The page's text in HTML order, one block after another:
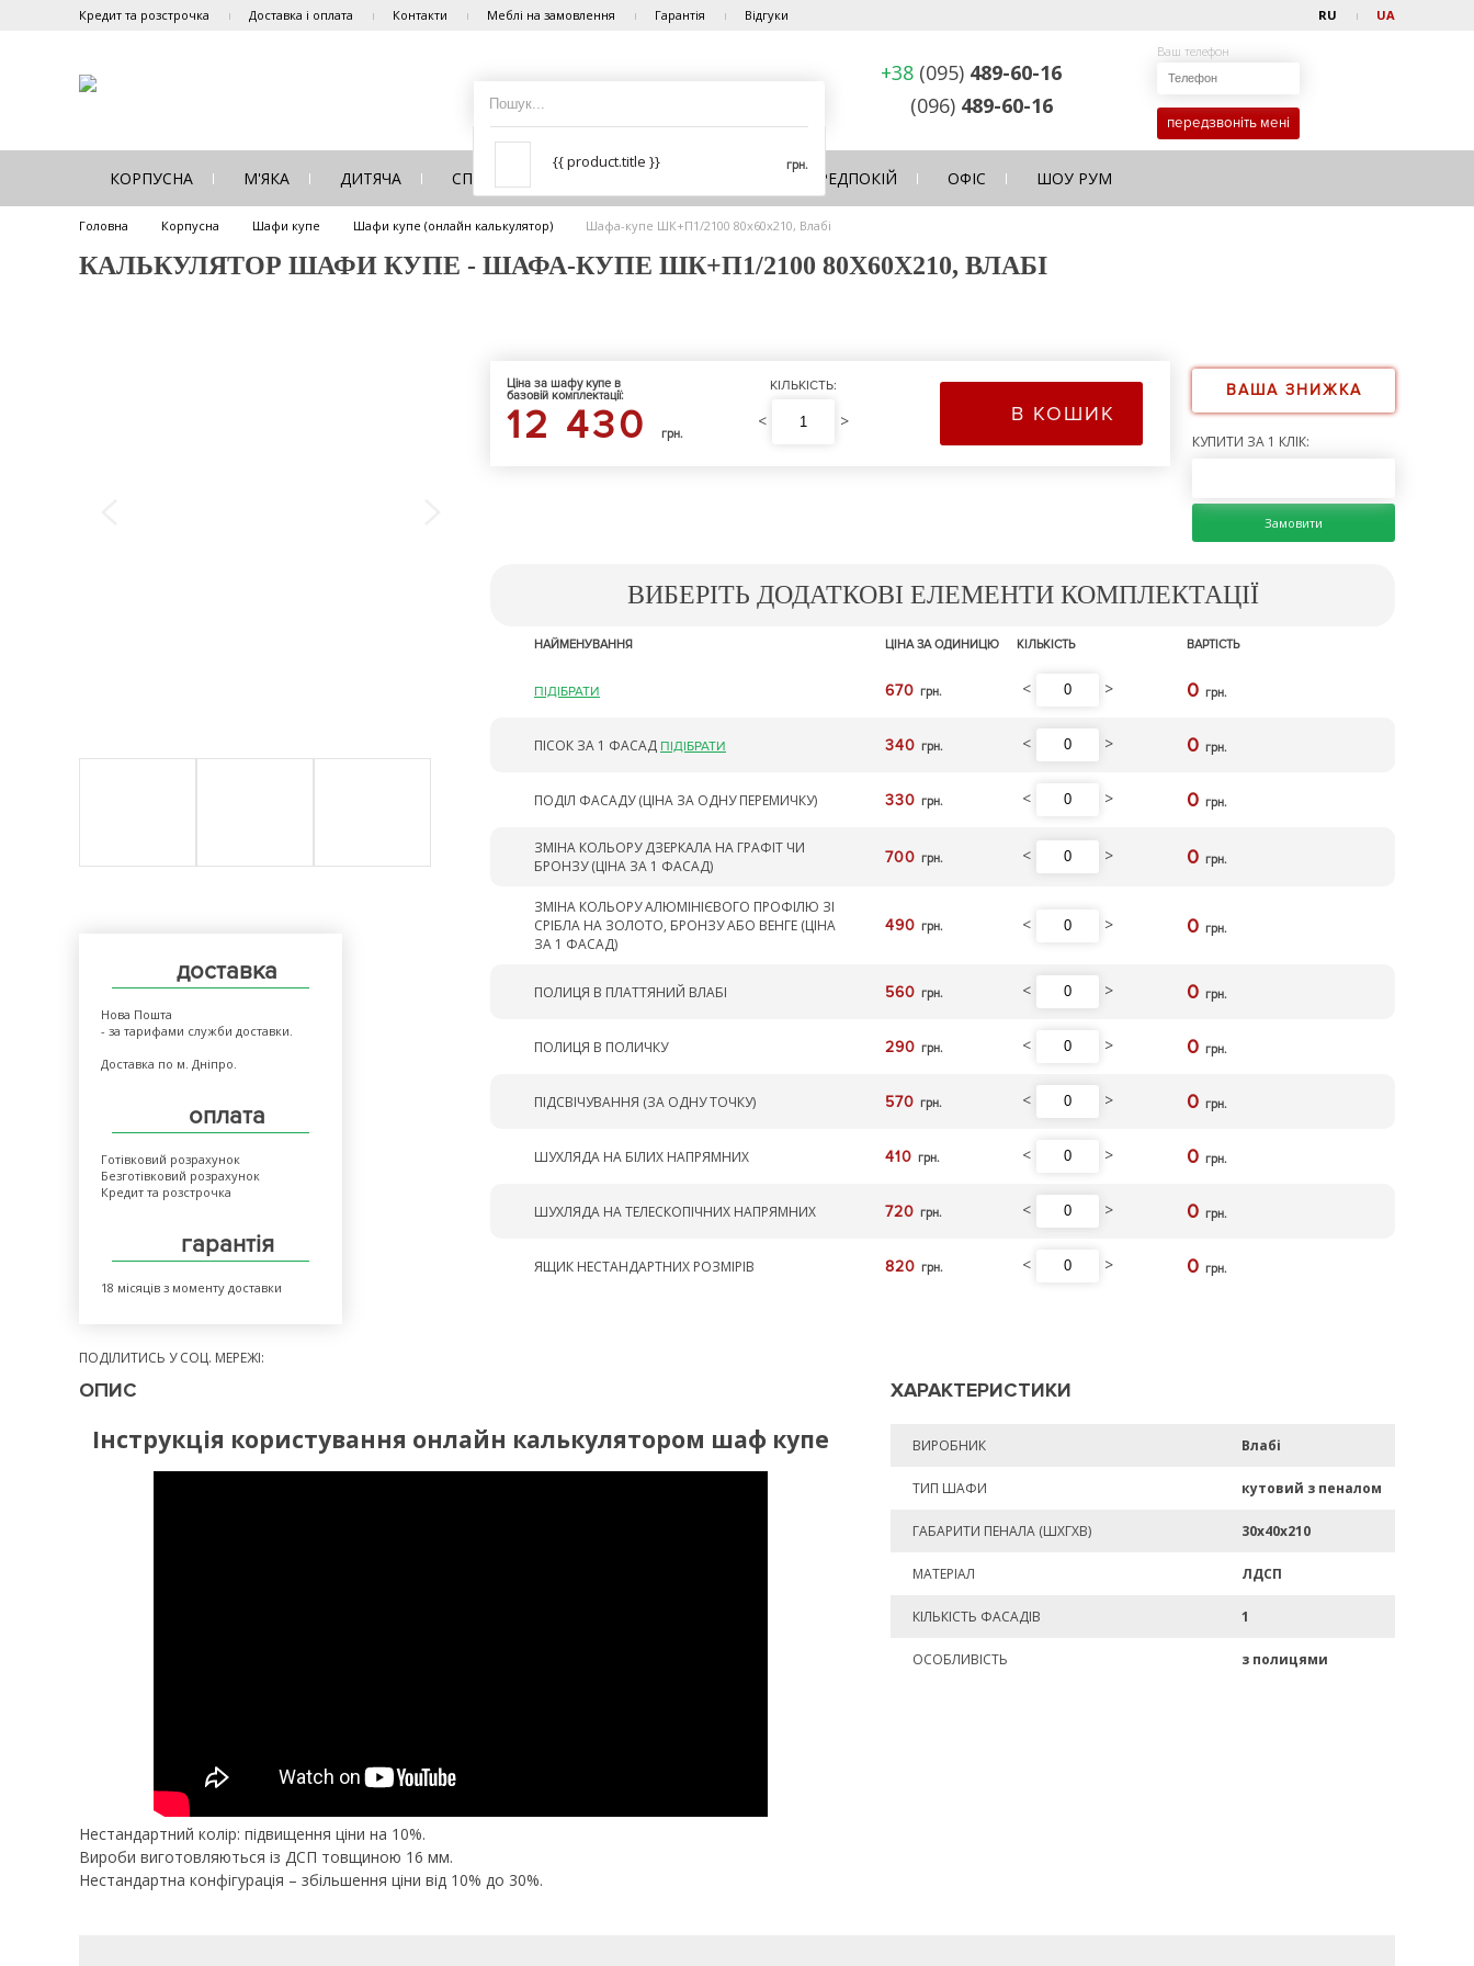
Кредит та розстрочка Доставка і оплата Контакти Меблі на замовлення Гарантія Відгуки RU UA
{{ product.title }} грн.
+38 (095) 489-60-16
(096) 489-60-16
Ваш телефон
передзвоніть мені
КОРПУСНА М'ЯКА ДИТЯЧА СПАЛЬНЯ ПЕРЕДПОКІЙ ОФІС ШОУ РУМ
Головна Корпусна Шафи купе Шафи купе (онлайн калькулятор) Шафа-купе ШК+П1/2100 80х60х210, Влабі
КАЛЬКУЛЯТОР ШАФИ КУПЕ - ШАФА-КУПЕ ШК+П1/2100 80Х60Х210, ВЛАБІ
доставка
Нова Пошта
- за тарифами служби доставки.
Доставка по м. Дніпро.
оплата
Готівковий розрахунок
Безготівковий розрахунок
Кредит та розстрочка
гарантія
18 місяців з моменту доставки
ПОДІЛИТИСЬ У СОЦ. МЕРЕЖІ:
Ціна за шафу купе в
базовій комплектації:
12 430 грн.
КІЛЬКІСТЬ:
< > В КОШИК
ВАША ЗНИЖКА
КУПИТИ ЗА 1 КЛІК:
Замовити
ВИБЕРІТЬ ДОДАТКОВІ ЕЛЕМЕНТИ КОМПЛЕКТАЦІЇ
НАЙМЕНУВАННЯ ЦІНА ЗА ОДИНИЦЮ КІЛЬКІСТЬ ВАРТІСТЬ
ПІДІБРАТИ 670 грн. < > 0 грн.
ПІСОК ЗА 1 ФАСАД ПІДІБРАТИ 340 грн. < > 0 грн.
ПОДІЛ ФАСАДУ (ЦІНА ЗА ОДНУ ПЕРЕМИЧКУ) 330 грн. < > 0 грн.
ЗМІНА КОЛЬОРУ ДЗЕРКАЛА НА ГРАФІТ ЧИ
БРОНЗУ (ЦІНА ЗА 1 ФАСАД)
700 грн. < > 0 грн.
ЗМІНА КОЛЬОРУ АЛЮМІНІЄВОГО ПРОФІЛЮ ЗІ
СРІБЛА НА ЗОЛОТО, БРОНЗУ АБО ВЕНГЕ (ЦІНА
ЗА 1 ФАСАД)
490 грн. < > 0 грн.
ПОЛИЦЯ В ПЛАТТЯНИЙ ВЛАБІ 560 грн. < > 0 грн.
ПОЛИЦЯ В ПОЛИЧКУ 290 грн. < > 0 грн.
ПІДСВІЧУВАННЯ (ЗА ОДНУ ТОЧКУ) 570 грн. < > 0 грн.
ШУХЛЯДА НА БІЛИХ НАПРЯМНИХ 410 грн. < > 0 грн.
ШУХЛЯДА НА ТЕЛЕСКОПІЧНИХ НАПРЯМНИХ 720 грн. < > 0 грн.
ЯЩИК НЕСТАНДАРТНИХ РОЗМІРІВ 820 грн. < > 0 грн.
ОПИС
Інструкція користування онлайн калькулятором шаф купе
Нестандартний колір: підвищення ціни на 10%.
Вироби виготовляються із ДСП товщиною 16 мм.
Нестандартна конфігурація – збільшення ціни від 10% до 30%.
ХАРАКТЕРИСТИКИ
ВИРОБНИК Влабі
ТИП ШАФИ кутовий з пеналом
ГАБАРИТИ ПЕНАЛА (ШХГХВ) 30х40х210
МАТЕРІАЛ ЛДСП
КІЛЬКІСТЬ ФАСАДІВ 1
ОСОБЛИВІСТЬ з полицями